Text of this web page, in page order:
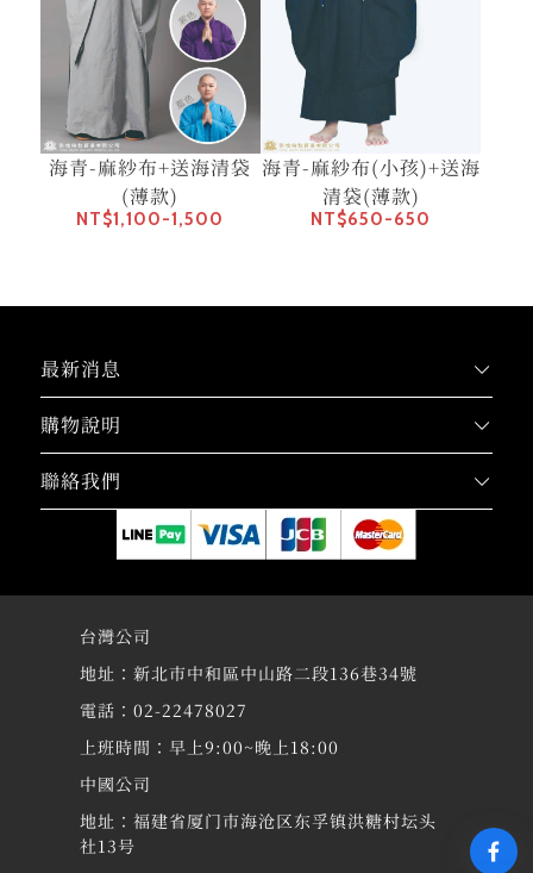
海青-麻紗布+送海清袋
(薄款)
NT$1,100-1,500
海青-麻紗布(小孩)+送海
清袋(薄款)
NT$650-650
最新消息
購物說明
聯絡我們
台灣公司
地址：新北市中和區中山路二段136巷34號
電話：02-22478027
上班時間：早上9:00~晚上18:00
中國公司
地址：福建省厦门市海沧区东孚镇洪糖村坛头
社13号